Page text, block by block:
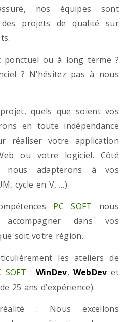
nos équipes sont
projets de qualité sur
ou à long terme ?
? N’hésitez pas à nous
quels que soient vos
en toute indépendance
réaliser votre application
ou votre logiciel. Côté
nous adapterons à vos
cycle en V, …)
PC SOFT nous
dans vos
soit votre région.
les ateliers de
SOFT : WinDev, WebDev et
25 ans d’expérience).
: Nous excellons